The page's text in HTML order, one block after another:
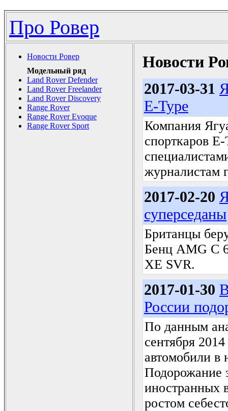
Про Ровер
Новости Ровер
Модельный ряд
Land Rover Defender
Land Rover Freelander
Land Rover Discovery
Range Rover
Range Rover Evoque
Range Rover Sport
Новости
2017-03-31
E-Type
Компания
спорткаров
журналистам
2017-02-20
суперседаны
Британцы
Бенц AMG C
XE SVR.
2017-01-30
России
По данным
сентября
автомобили в
Подорожание
иностранных
ростом